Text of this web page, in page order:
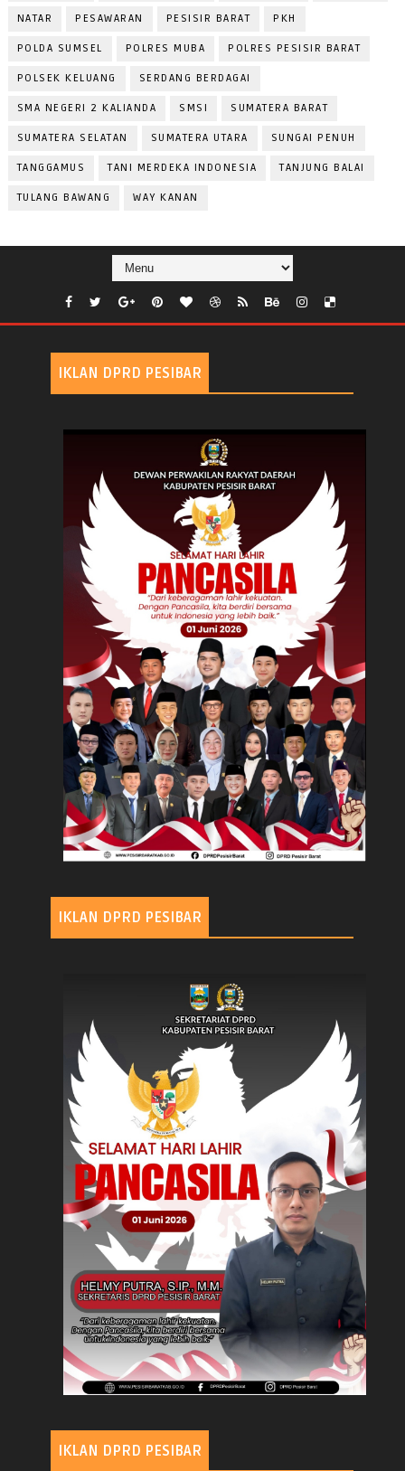
NATAR PESAWARAN PESISIR BARAT PKH
POLDA SUMSEL POLRES MUBA POLRES PESISIR BARAT
POLSEK KELUANG SERDANG BERDAGAI
SMA NEGERI 2 KALIANDA SMSI SUMATERA BARAT
SUMATERA SELATAN SUMATERA UTARA SUNGAI PENUH
TANGGAMUS TANI MERDEKA INDONESIA TANJUNG BALAI
TULANG BAWANG WAY KANAN
IKLAN DPRD PESIBAR
IKLAN DPRD PESIBAR
IKLAN DPRD PESIBAR